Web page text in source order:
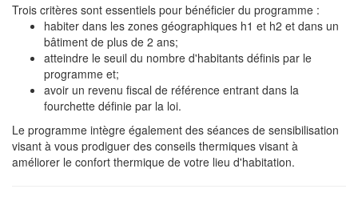
Trois critères sont essentiels pour bénéficier du programme :
habiter dans les zones géographiques h1 et h2 et dans un
bâtiment de plus de 2 ans;
atteindre le seuil du nombre d'habitants définis par le
programme et;
avoir un revenu fiscal de référence entrant dans la
fourchette définie par la loi.
Le programme intègre également des séances de sensibilisation
visant à vous prodiguer des conseils thermiques visant à
améliorer le confort thermique de votre lieu d'habitation.